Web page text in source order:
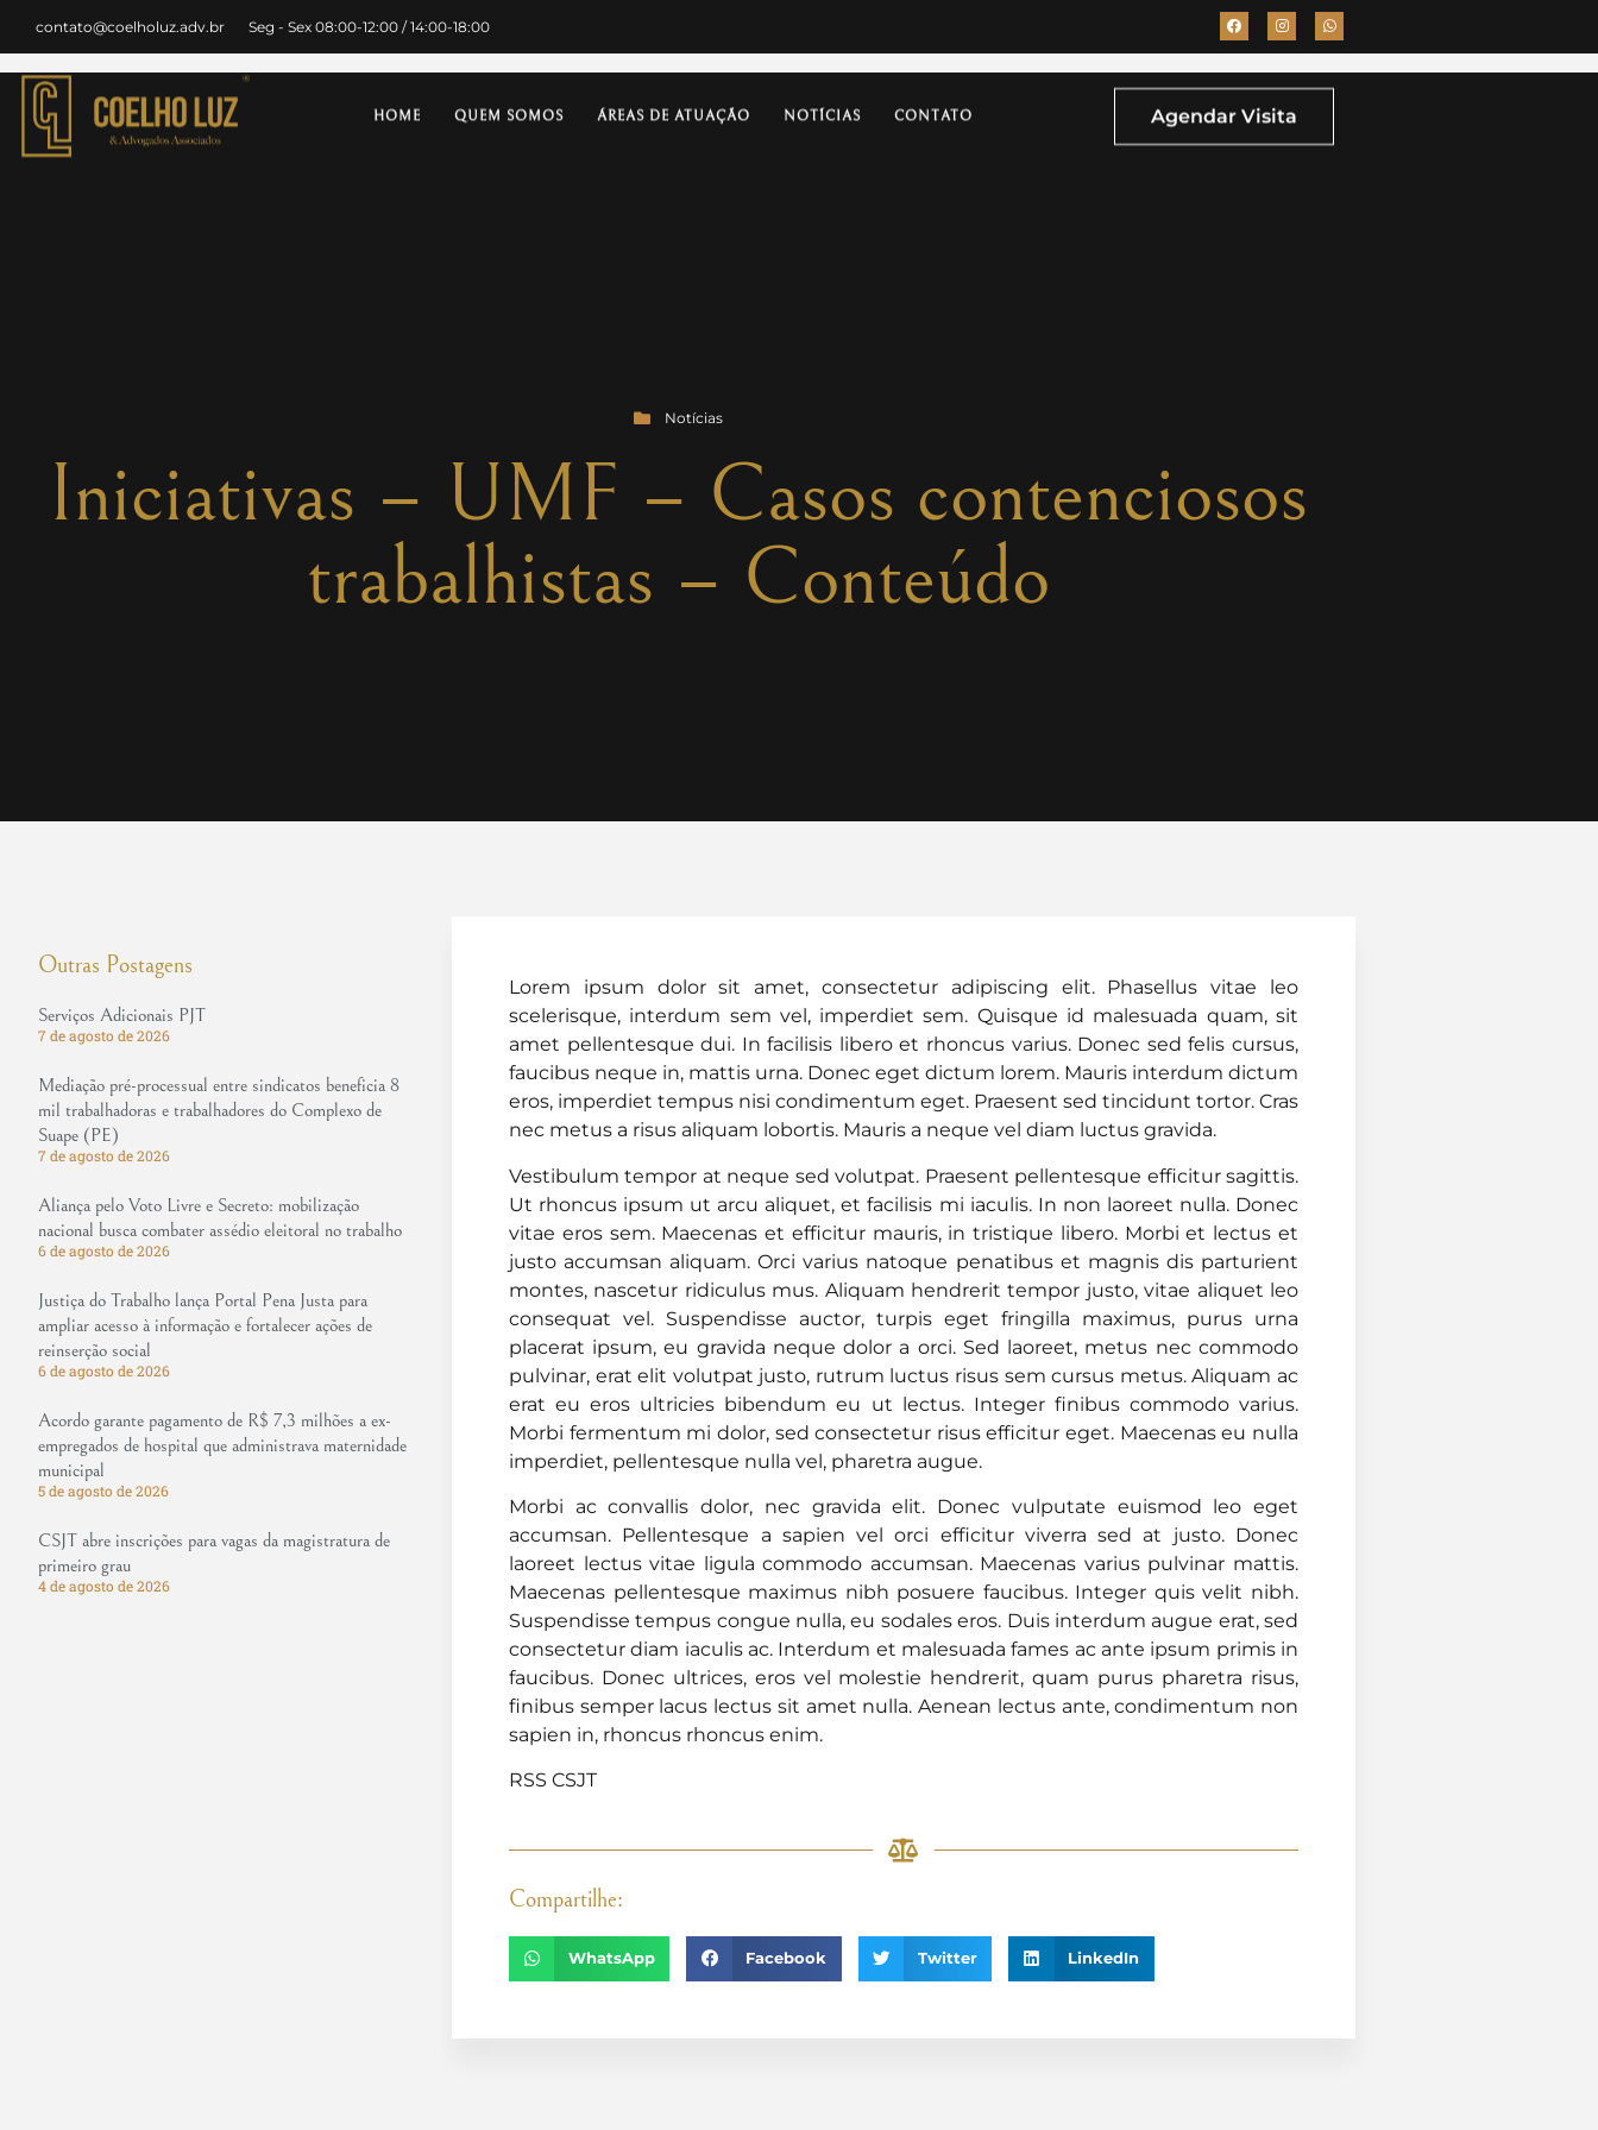
contato@coelholuz.adv.br Seg - Sex 08:00-12:00 / 14:00-18:00
HOME QUEM SOMOS ÁREAS DE ATUAÇÃO NOTÍCIAS CONTATO Agendar Visita
Notícias
Iniciativas – UMF – Casos contenciosos
trabalhistas – Conteúdo
Outras Postagens
Serviços Adicionais PJT
7 de agosto de 2026
Mediação pré-processual entre sindicatos beneficia 8
mil trabalhadoras e trabalhadores do Complexo de
Suape (PE)
7 de agosto de 2026
Aliança pelo Voto Livre e Secreto: mobilização
nacional busca combater assédio eleitoral no trabalho
6 de agosto de 2026
Justiça do Trabalho lança Portal Pena Justa para
ampliar acesso à informação e fortalecer ações de
reinserção social
6 de agosto de 2026
Acordo garante pagamento de R$ 7,3 milhões a ex-
empregados de hospital que administrava maternidade
municipal
5 de agosto de 2026
CSJT abre inscrições para vagas da magistratura de
primeiro grau
4 de agosto de 2026
Lorem ipsum dolor sit amet, consectetur adipiscing elit. Phasellus vitae leo
scelerisque, interdum sem vel, imperdiet sem. Quisque id malesuada quam, sit
amet pellentesque dui. In facilisis libero et rhoncus varius. Donec sed felis cursus,
faucibus neque in, mattis urna. Donec eget dictum lorem. Mauris interdum dictum
eros, imperdiet tempus nisi condimentum eget. Praesent sed tincidunt tortor. Cras
nec metus a risus aliquam lobortis. Mauris a neque vel diam luctus gravida.
Vestibulum tempor at neque sed volutpat. Praesent pellentesque efficitur sagittis.
Ut rhoncus ipsum ut arcu aliquet, et facilisis mi iaculis. In non laoreet nulla. Donec
vitae eros sem. Maecenas et efficitur mauris, in tristique libero. Morbi et lectus et
justo accumsan aliquam. Orci varius natoque penatibus et magnis dis parturient
montes, nascetur ridiculus mus. Aliquam hendrerit tempor justo, vitae aliquet leo
consequat vel. Suspendisse auctor, turpis eget fringilla maximus, purus urna
placerat ipsum, eu gravida neque dolor a orci. Sed laoreet, metus nec commodo
pulvinar, erat elit volutpat justo, rutrum luctus risus sem cursus metus. Aliquam ac
erat eu eros ultricies bibendum eu ut lectus. Integer finibus commodo varius.
Morbi fermentum mi dolor, sed consectetur risus efficitur eget. Maecenas eu nulla
imperdiet, pellentesque nulla vel, pharetra augue.
Morbi ac convallis dolor, nec gravida elit. Donec vulputate euismod leo eget
accumsan. Pellentesque a sapien vel orci efficitur viverra sed at justo. Donec
laoreet lectus vitae ligula commodo accumsan. Maecenas varius pulvinar mattis.
Maecenas pellentesque maximus nibh posuere faucibus. Integer quis velit nibh.
Suspendisse tempus congue nulla, eu sodales eros. Duis interdum augue erat, sed
consectetur diam iaculis ac. Interdum et malesuada fames ac ante ipsum primis in
faucibus. Donec ultrices, eros vel molestie hendrerit, quam purus pharetra risus,
finibus semper lacus lectus sit amet nulla. Aenean lectus ante, condimentum non
sapien in, rhoncus rhoncus enim.
RSS CSJT
Compartilhe:
WhatsApp Facebook Twitter LinkedIn